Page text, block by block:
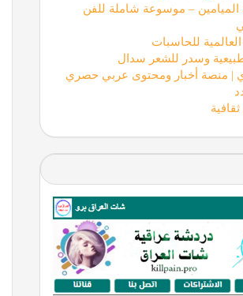
الميامين – موسوعة شاملة للفن
العالمية للحاسبات
وسدر للشعر سدال
| منصة أخبار ومحتوى عربي حصري
ثقافية